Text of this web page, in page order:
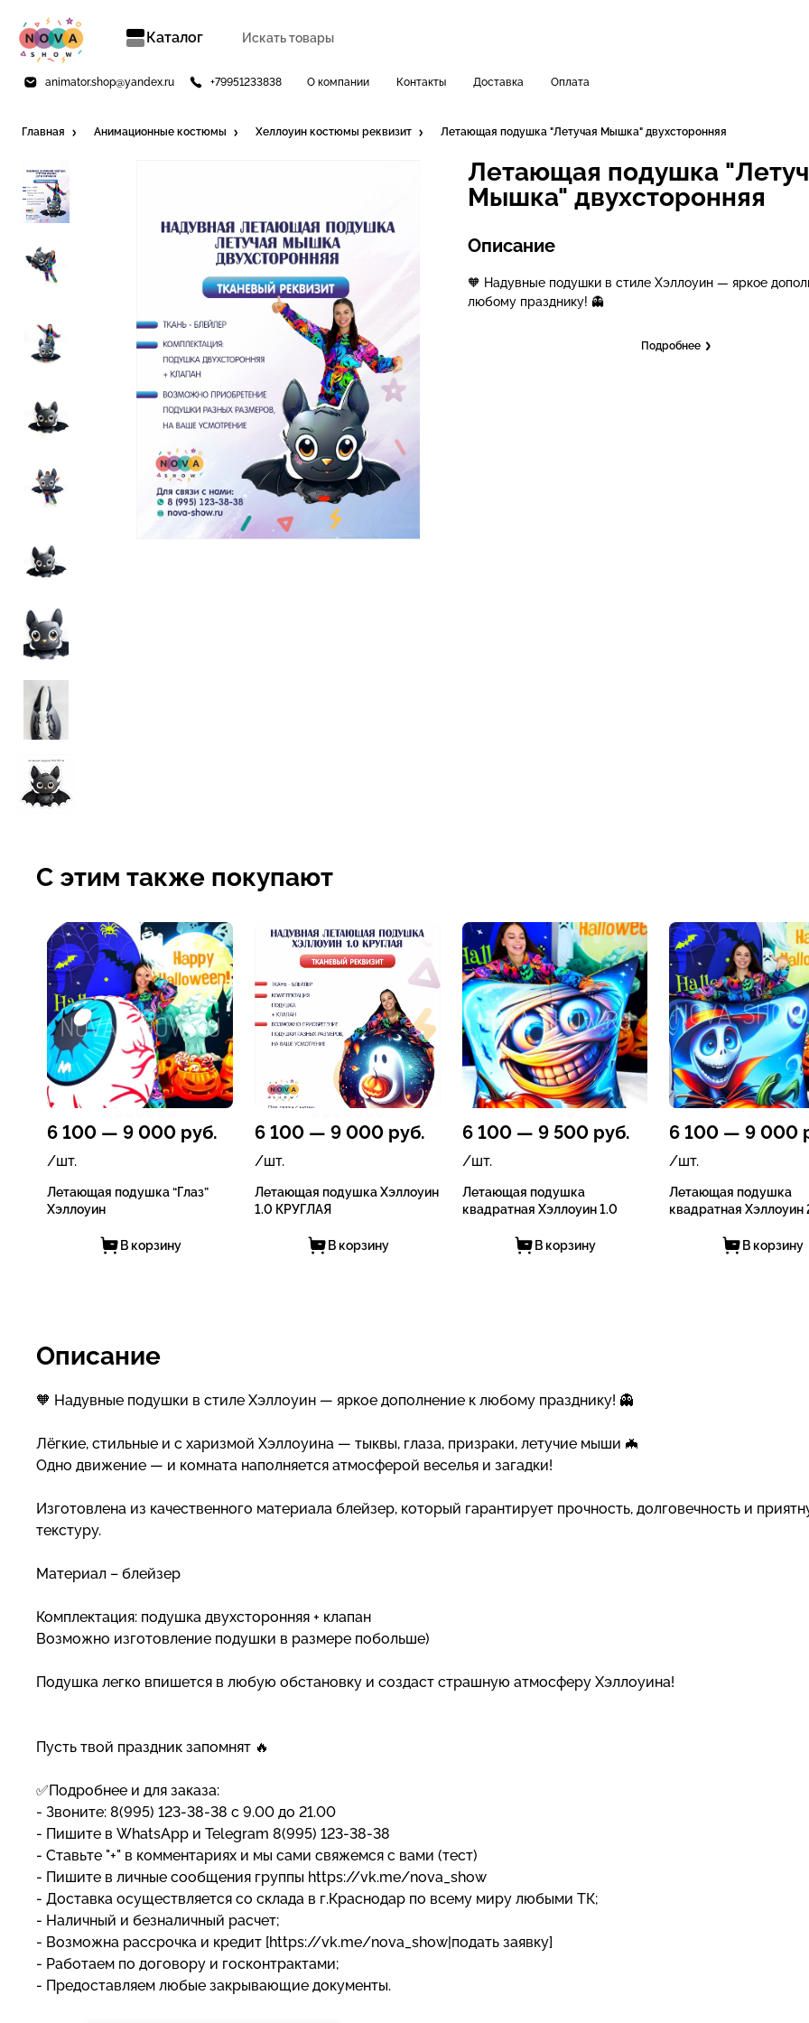
Каталог
animator.shop@yandex.ru +79951233838 О компании Контакты Доставка Оплата
Главная Анимационные костюмы Хеллоуин костюмы реквизит Летающая подушка "Летучая Мышка" двухсторонняя
Летающая подушка
Мышка" двухсторонняя
Описание
🧡 Надувные подушки в стиле Хэллоуин — яркое
любому празднику! 👻
Подробнее
С этим также покупают
6 100 — 9 000 руб.
/шт.
Летающая подушка “Глаз”
Хэллоуин
В корзину
6 100— 9 000руб.
/шт.
Летающая подушка Хэллоуин
1.0 КРУГЛАЯ
В корзину
6 100— 9 500руб.
/шт.
Летающая подушка
квадратная Хэллоуин 1.0
В корзину
6 100 —9 000
/шт.
Летающая подушка
квадратная Хэллоуин
В корзину
Описание
🧡 Надувные подушки в стиле Хэллоуин — яркое дополнение к любому празднику! 👻
Лёгкие, стильные и с харизмой Хэллоуина — тыквы, глаза, призраки, летучие мыши 🦇
Одно движение — и комната наполняется атмосферой веселья и загадки!
Изготовлена из качественного материала блейзер, который гарантирует прочность, долговечность и
текстуру.
Материал – блейзер
Комплектация: подушка двухсторонняя + клапан
Возможно изготовление подушки в размере побольше)
Подушка легко впишется в любую обстановку и создаст страшную атмосферу Хэллоуина!
Пусть твой праздник запомнят 🔥
✅Подробнее и для заказа:
- Звоните: 8(995) 123-38-38 с 9.00 до 21.00
- Пишите в WhatsApp и Telegram 8(995) 123-38-38
- Ставьте "+" в комментариях и мы сами свяжемся с вами (тест)
- Пишите в личные сообщения группы https://vk.me/nova_show
- Доставка осуществляется со склада в г.Краснодар по всему миру любыми ТК;
- Наличный и безналичный расчет;
- Возможна рассрочка и кредит [https://vk.me/nova_show|подать заявку]
- Работаем по договору и госконтрактами;
- Предоставляем любые закрывающие документы.